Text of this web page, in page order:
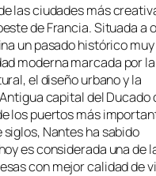
las ciudades más
de Francia. Situada a
un pasado histórico
moderna marcada por la
el diseño urbano y la
capital del Ducado
los puertos más
Nantes ha sabido
es considerada una de
con mejor calidad de